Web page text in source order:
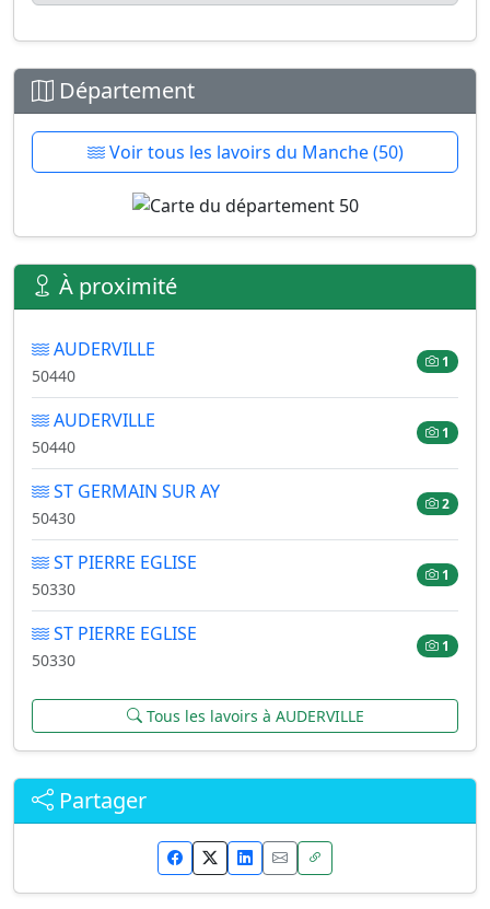
Département
Voir tous les lavoirs du Manche (50)
À proximité
AUDERVILLE
50440
1
AUDERVILLE
50440
1
ST GERMAIN SUR AY
50430
2
ST PIERRE EGLISE
50330
1
ST PIERRE EGLISE
50330
1
Tous les lavoirs à AUDERVILLE
Partager